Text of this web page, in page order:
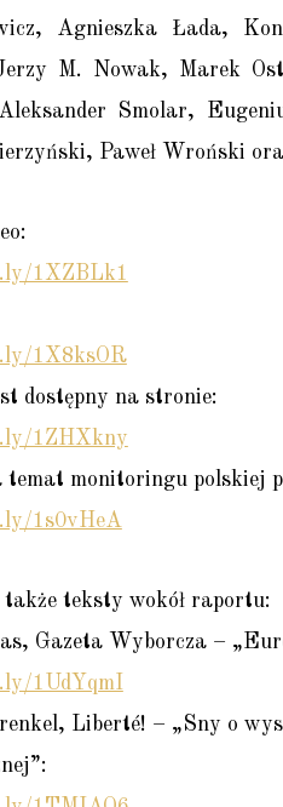
Agnieszka Łada,
M. Nowak, Marek
Smolar,
Paweł Wroński
1XZBLk1
1X8ksOR
dostępny na stronie:
1ZHXkny
temat monitoringu polskiej
1s0vHeA
także teksty wokół raportu:
Gazeta Wyborcza –
1UdYqmI
Liberté! – „Sny o